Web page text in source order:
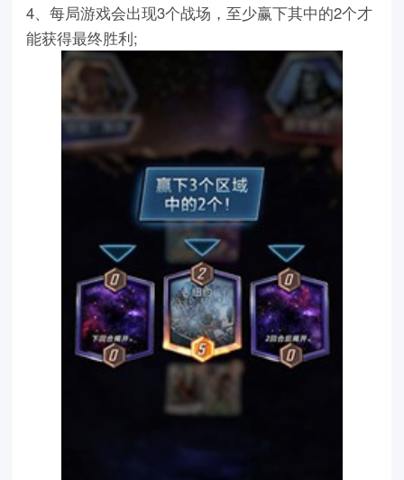
4、每局游戏会出现3个战场，至少赢下其中的2个才
能获得最终胜利;